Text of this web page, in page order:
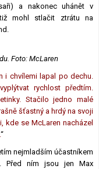
a nakonec uhánět v
mohl stlačit ztrátu na
Foto: McLaren
i chvílemi lapal po dechu.
rychlost předtím.
Stačilo jedno malé
šťastný a hrdý na svoji
kde se McLaren nacházel
“
nejmladším účastníkem
Před ním jsou jen Max